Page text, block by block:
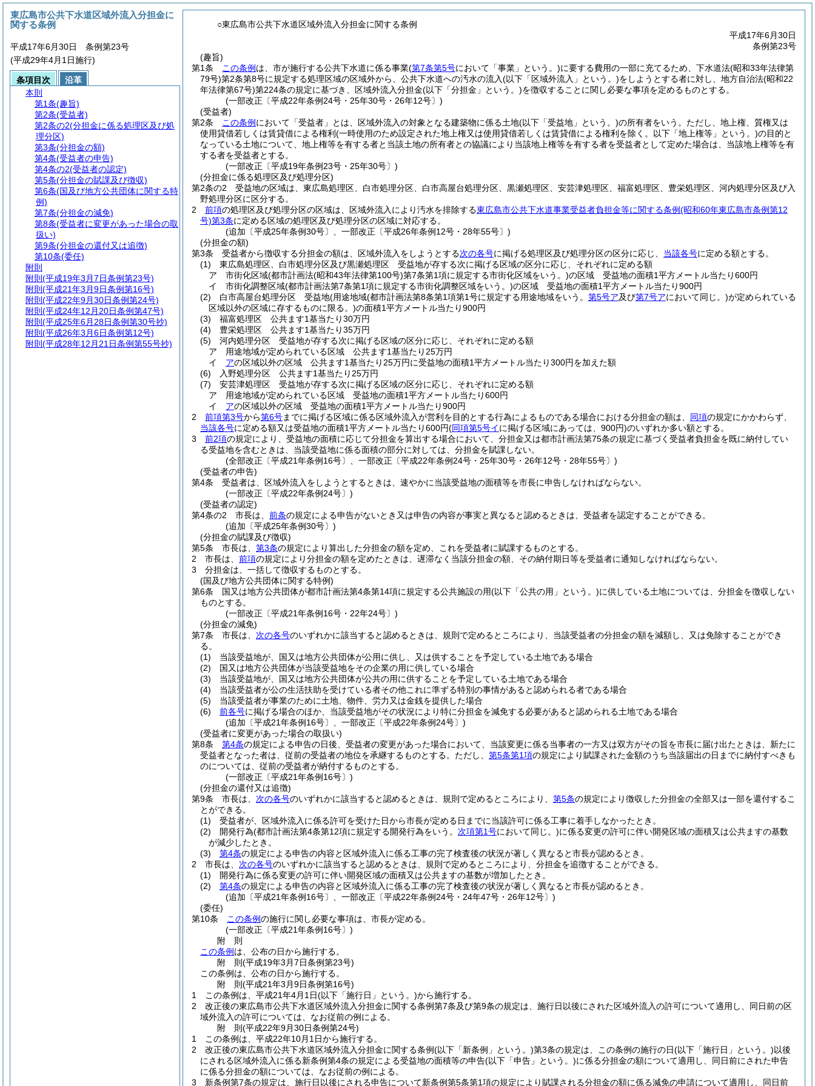
○東広島市公共下水道区域外流入分担金に関する条例
平成17年6月30日
条例第23号
(趣旨)
第1条
この条例 は、市が施行する公共下水道に係る事業(第7条第5号において「事業」という。)に要する費用の一部に充てるため、下水道法(昭和33年法律第
79号)第2条第8号に規定する処理区域の区域外から、公共下水道への汚水の流入(以下「区域外流入」という。)をしようとする者に対し、地方自治法(昭和22
年法律第67号)第224条の規定に基づき、区域外流入分担金(以下「分担金」という。)を徴収することに関し必要な事項を定めるものとする。
(一部改正〔平成22年条例24号・25年30号・26年12号〕)
(受益者)
第2条
この条例 において「受益者」とは、区域外流入の対象となる建築物に係る土地(以下「受益地」という。)の所有者をいう。 ただし、地上権、質権又は
使用貸借若しくは賃貸借による権利 (一時使用のため設定された地上権又は使用貸借若しくは賃貸借による権利を除く。以下「地上権等」という。)の目的と
なっている土地について、地上権等を有する者と当該土地の所有者との協議により当該地上権等を有する者を受益者として定めた場合は、当該地上権等を有
する者を受益者とする。
(一部改正〔平成19年条例23号・25年30号〕)
(分担金に係る処理区及び処理分区)
第2条の2
受益地の区域は、東広島処理区、白市処理分区、白市高屋台処理分区、黒瀬処理区、安芸津処理区、福富処理区、豊栄処理区、河内処理分区及び入
野処理分区に区分する。
2
前項の処理区及び処理分区の区域は、区域外流入により汚水を排除する東広島市公共下水道事業受益者負担金等に関する条例(昭和60年東広島市条例第12
号)第3条に定める区域の処理区及び処理分区の区域に対応する。
(追加〔平成25年条例30号〕、一部改正〔平成26年条例12号・28年55号〕)
(分担金の額)
第3条
受益者から徴収する分担金の額は、区域外流入をしようとする次の各号に掲げる処理区及び処理分区の区分に応じ、 当該各号に定める額とする。
(1)
東広島処理区、白市処理分区及び黒瀬処理区 受益地が存する次に掲げる区域の区分に応じ、それぞれに定める額
ア
市街化区域(都市計画法(昭和43年法律第100号)第7条第1項に規定する市街化区域をいう。)の区域 受益地の面積1平方メートル当たり600円
イ
市街化調整区域(都市計画法第7条第1項に規定する市街化調整区域をいう。)の区域 受益地の面積1平方メートル当たり900円
(2)
白市高屋台処理分区 受益地(用途地域(都市計画法第8条第1項第1号に規定する用途地域をいう。 第5号ア及び第7号アにおいて同じ。)が定められている
区域以外の区域に存するものに限る。)の面積1平方メートル当たり900円
(3)
福富処理区 公共ます1基当たり30万円
(4)
豊栄処理区 公共ます1基当たり35万円
(5)
河内処理分区 受益地が存する次に掲げる区域の区分に応じ、それぞれに定める額
ア
用途地域が定められている区域 公共ます1基当たり25万円
イ
アの区域以外の区域 公共ます1基当たり25万円に受益地の面積1平方メートル当たり300円を加えた額
(6)
入野処理分区 公共ます1基当たり25万円
(7)
安芸津処理区 受益地が存する次に掲げる区域の区分に応じ、それぞれに定める額
ア
用途地域が定められている区域 受益地の面積1平方メートル当たり600円
イ
アの区域以外の区域 受益地の面積1平方メートル当たり900円
2
前項第3号から第6号までに掲げる区域に係る区域外流入が営利を目的とする行為によるものである場合における分担金の額は、 同項の規定にかかわらず、
当該各号に定める額又は受益地の面積1平方メートル当たり600円(同項第5号イに掲げる区域にあっては、900円)のいずれか多い額とする。
3
前2項の規定により、受益地の面積に応じて分担金を算出する場合において、分担金又は都市計画法第75条の規定に基づく受益者負担金を既に納付してい
る受益地を含むときは、当該受益地に係る面積の部分に対しては、分担金を賦課しない。
(全部改正〔平成21年条例16号〕、一部改正〔平成22年条例24号・25年30号・26年12号・28年55号〕)
(受益者の申告)
第4条
受益者は、区域外流入をしようとするときは、速やかに当該受益地の面積等を市長に申告しなければならない。
(一部改正〔平成22年条例24号〕)
(受益者の認定)
第4条の2
市長は、 前条の規定による申告がないとき又は申告の内容が事実と異なると認めるときは、受益者を認定することができる。
(追加〔平成25年条例30号〕)
(分担金の賦課及び徴収)
第5条
市長は、 第3条の規定により算出した分担金の額を定め、これを受益者に賦課するものとする。
2
市長は、 前項の規定により分担金の額を定めたときは、遅滞なく当該分担金の額、その納付期日等を受益者に通知しなければならない。
3
分担金は、一括して徴収するものとする。
(国及び地方公共団体に関する特例)
第6条
国又は地方公共団体が都市計画法第4条第14項に規定する公共施設の用(以下「公共の用」という。)に供している土地については、分担金を徴収しない
ものとする。
(一部改正〔平成21年条例16号・22年24号〕)
(分担金の減免)
第7条
市長は、 次の各号のいずれかに該当すると認めるときは、規則で定めるところにより、当該受益者の分担金の額を減額し、又は免除することができ
る。
(1)
当該受益地が、国又は地方公共団体が公用に供し、又は供することを予定している土地である場合
(2)
国又は地方公共団体が当該受益地をその企業の用に供している場合
(3)
当該受益地が、国又は地方公共団体が公共の用に供することを予定している土地である場合
(4)
当該受益者が公の生活扶助を受けている者その他これに準ずる特別の事情があると認められる者である場合
(5)
当該受益者が事業のために土地、物件、労力又は金銭を提供した場合
(6)
前各号に掲げる場合のほか、当該受益地がその状況により特に分担金を減免する必要があると認められる土地である場合
(追加〔平成21年条例16号〕、一部改正〔平成22年条例24号〕)
(受益者に変更があった場合の取扱い)
第8条
第4条の規定による申告の日後、受益者の変更があった場合において、当該変更に係る当事者の一方又は双方がその旨を市長に届け出たときは、新たに
受益者となった者は、従前の受益者の地位を承継するものとする。 ただし、 第5条第1項の規定により賦課された金額のうち当該届出の日までに納付すべきも
のについては、従前の受益者が納付するものとする。
(一部改正〔平成21年条例16号〕)
(分担金の還付又は追徴)
第9条
市長は、 次の各号のいずれかに該当すると認めるときは、規則で定めるところにより、 第5条の規定により徴収した分担金の全部又は一部を還付するこ
とができる。
(1)
受益者が、区域外流入に係る許可を受けた日から市長が定める日までに当該許可に係る工事に着手しなかったとき。
(2)
開発行為(都市計画法第4条第12項に規定する開発行為をいう。 次項第1号において同じ。)に係る変更の許可に伴い開発区域の面積又は公共ますの基数
が減少したとき。
(3)
第4条の規定による申告の内容と区域外流入に係る工事の完了検査後の状況が著しく異なると市長が認めるとき。
2
市長は、 次の各号のいずれかに該当すると認めるときは、規則で定めるところにより、分担金を追徴することができる。
(1)
開発行為に係る変更の許可に伴い開発区域の面積又は公共ますの基数が増加したとき。
(2)
第4条の規定による申告の内容と区域外流入に係る工事の完了検査後の状況が著しく異なると市長が認めるとき。
(追加〔平成21年条例16号〕、一部改正〔平成22年条例24号・24年47号・26年12号〕)
(委任)
第10条
この条例の施行に関し必要な事項は、市長が定める。
(一部改正〔平成21年条例16号〕)
附 則
この条例 は、公布の日から施行する。
附 則(平成19年3月7日条例第23号)
この条例は、公布の日から施行する。
附 則(平成21年3月9日条例第16号)
1
この条例は、平成21年4月1日(以下「施行日」という。)から施行する。
2
改正後の東広島市公共下水道区域外流入分担金に関する条例第7条及び第9条の規定は、施行日以後にされた区域外流入の許可について適用し、同日前の区
域外流入の許可については、なお従前の例による。
附 則(平成22年9月30日条例第24号)
1
この条例は、平成22年10月1日から施行する。
2
改正後の東広島市公共下水道区域外流入分担金に関する条例(以下「新条例」という。)第3条の規定は、この条例の施行の日(以下「施行日」という。)以後
にされる区域外流入に係る新条例第4条の規定による受益地の面積等の申告(以下「申告」という。)に係る分担金の額について適用し、同日前にされた申告
に係る分担金の額については、なお従前の例による。
3
新条例第7条の規定は、施行日以後にされる申告について新条例第5条第1項の規定により賦課される分担金の額に係る減免の申請について適用し、同日前
東広島市公共下水道区域外流入分担金に
関する条例
平成17年6月30日 条例第23号
(平成29年4月1日施行)
条項目次
沿革
本則
第1条(趣旨)
第2条(受益者)
第2条の2(分担金に係る処理区及び処
理分区)
第3条(分担金の額)
第4条(受益者の申告)
第4条の2(受益者の認定)
第5条(分担金の賦課及び徴収)
第6条(国及び地方公共団体に関する特
例)
第7条(分担金の減免)
第8条(受益者に変更があった場合の取
扱い)
第9条(分担金の還付又は追徴)
第10条(委任)
附則
附則 (平成19年3月7日条例第23号)
附則 (平成21年3月9日条例第16号)
附則 (平成22年9月30日条例第24号)
附則 (平成24年12月20日条例第47号)
附則 (平成25年6月28日条例第30号抄)
附則 (平成26年3月6日条例第12号)
附則 (平成28年12月21日条例第55号抄)